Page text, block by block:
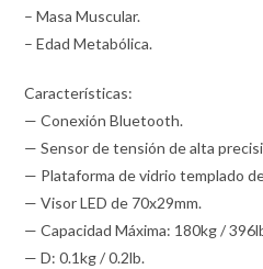
– Masa Muscular.
– Edad Metabólica.
Características:
— Conexión Bluetooth.
— Sensor de tensión de alta
— Plataforma de vidrio templado
— Visor LED de 70x29mm.
— Capacidad Máxima: 180kg /
— D: 0.1kg / 0.2lb.